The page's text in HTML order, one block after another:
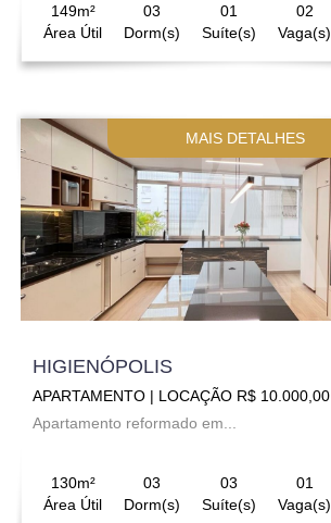
149m²
Área Útil
03
Dorm(s)
01
Suíte(s)
02
Vaga(s)
MAIS DETALHES
HIGIENÓPOLIS
APARTAMENTO | LOCAÇÃO R$ 10.000,00
Apartamento reformado em...
130m²
Área Útil
03
Dorm(s)
03
Suíte(s)
01
Vaga(s)